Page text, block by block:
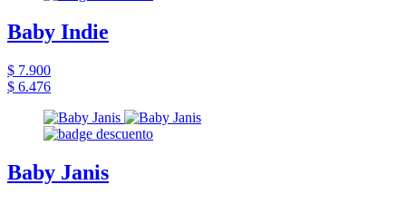
Baby Indie
$ 7.900
$ 6.476
Baby Janis